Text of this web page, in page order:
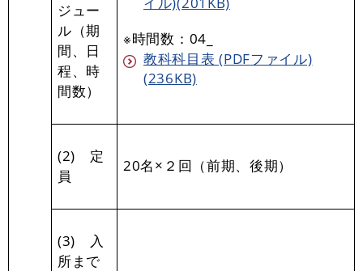
ジュー
ル（期
間、日
程、時
間数）
※時間数：04_
教科科目表 (PDFファイル)
(236KB)
(2) 定
員
20名×２回（前期、後期）
(3) 入
所まで